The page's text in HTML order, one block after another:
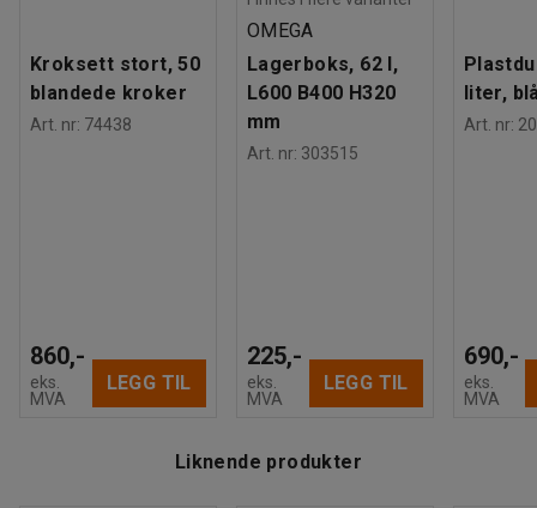
Kroksett stort, 50
blandede kroker
Art. nr: 74438
860,-
eks.
MVA
LEGG TIL
OMEGA
Lagerboks, 62 l,
L600 B400 H320
mm
Art. nr: 303515
225,-
eks.
MVA
LEGG TIL
liter,
Art. nr:
690,-
eks.
MVA
Liknende produkter